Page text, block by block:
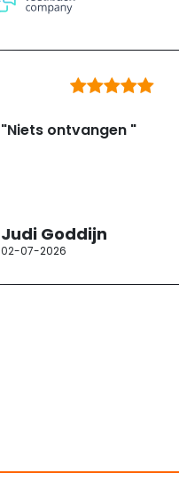
"Niets ontvangen "
Judi Goddijn
02-07-2026